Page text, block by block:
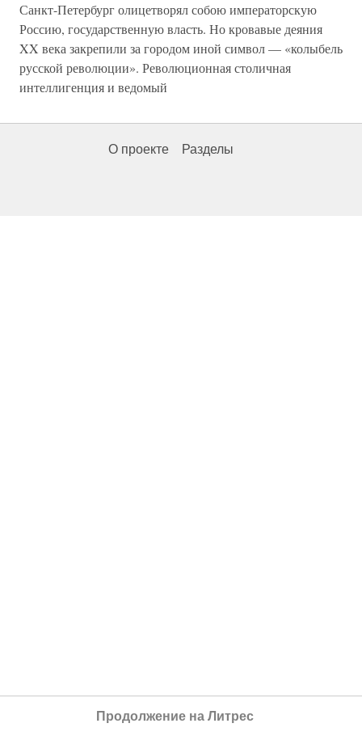
Санкт-Петербург олицетворял собою императорскую
Россию, государственную власть. Но кровавые деяния
XX века закрепили за городом иной символ — «колыбель
русской революции». Революционная столичная
интеллигенция и ведомый
О проекте Разделы
Продолжение на Литрес